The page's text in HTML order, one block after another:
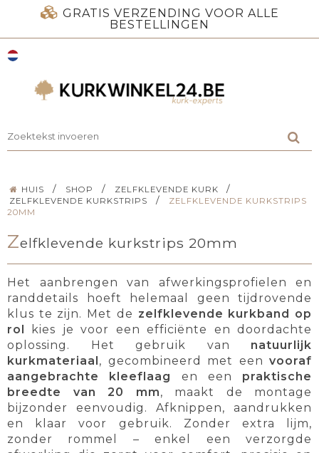
GRATIS VERZENDING VOOR ALLE
BESTELLINGEN
HUIS / SHOP / ZELFKLEVENDE KURK /
ZELFKLEVENDE KURKSTRIPS /
ZELFKLEVENDE KURKSTRIPS
20MM
Zelfklevende kurkstrips 20mm
Het aanbrengen van afwerkingsprofielen en
randdetails hoeft helemaal geen tijdrovende
klus te zijn. Met de zelfklevende kurkband op
rol
kies je voor een efficiënte en doordachte
oplossing. Het gebruik van natuurlijk
kurkmateriaal , gecombineerd met een vooraf
aangebrachte kleeflaag
en een praktische
breedte van 20 mm, maakt de montage
bijzonder eenvoudig. Afknippen, aandrukken
en klaar voor gebruik. Zonder extra lijm,
zonder rommel – enkel een verzorgde